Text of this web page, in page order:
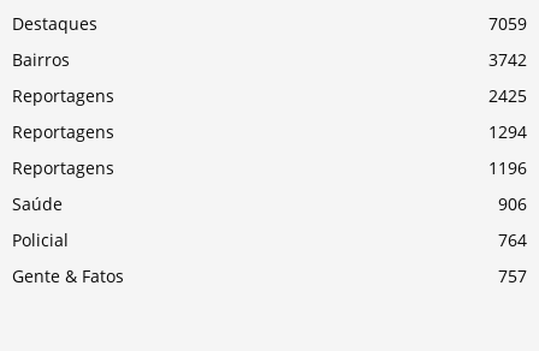
Destaques
7059
Bairros
3742
Reportagens
2425
Reportagens
1294
Reportagens
1196
Saúde
906
Policial
764
Gente & Fatos
757